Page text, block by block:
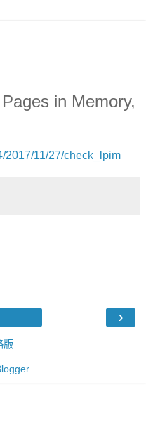
in Memory,
2017/11/27/check_lpim
›
版
.